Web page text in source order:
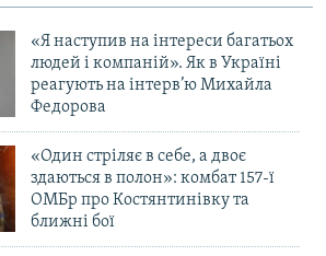
«Я наступив на інтереси багатьох
людей і компаній». Як в Україні
реагують на інтерв’ю Михайла
Федорова
«Один стріляє в себе, а двоє
здаються в полон»: комбат 157-ї
ОМБр про Костянтинівку та
ближні бої